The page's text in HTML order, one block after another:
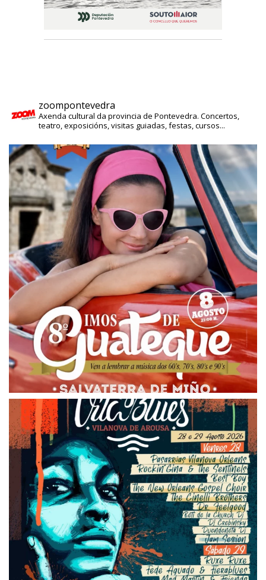
zoompontevedra
Axenda cultural da provincia de Pontevedra. Concertos,
teatro, exposicións, visitas guiadas, festas, cursos...